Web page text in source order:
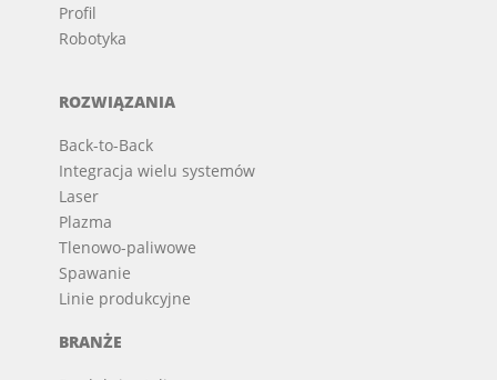
Profil
Robotyka
ROZWIĄZANIA
Back-to-Back
Integracja wielu systemów
Laser
Plazma
Tlenowo-paliwowe
Spawanie
Linie produkcyjne
BRANŻE